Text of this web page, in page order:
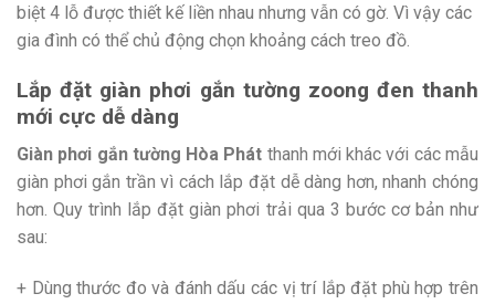
biệt 4 lỗ được thiết kế liền nhau nhưng vẫn có gờ. Vì vậy các
gia đình có thể chủ động chọn khoảng cách treo đồ.
Lắp đặt giàn phơi gắn tường zoong đen thanh
mới cực dễ dàng
Giàn phơi gắn tường Hòa Phát thanh mới khác với các mẫu
giàn phơi gắn trần vì cách lắp đặt dễ dàng hơn, nhanh chóng
hơn. Quy trình lắp đặt giàn phơi trải qua 3 bước cơ bản như
sau:
+ Dùng thước đo và đánh dấu các vị trí lắp đặt phù hợp trên